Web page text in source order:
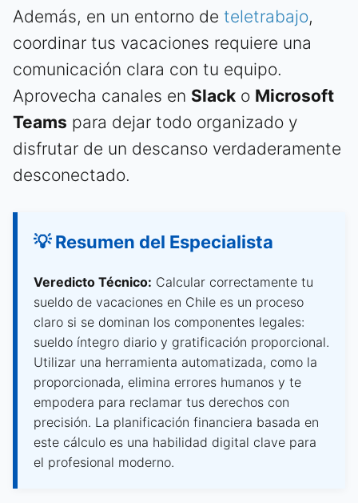
Además, en un entorno de teletrabajo,
coordinar tus vacaciones requiere una
comunicación clara con tu equipo.
Aprovecha canales en Slack o Microsoft
Teams para dejar todo organizado y
disfrutar de un descanso verdaderamente
desconectado.
💡 Resumen del Especialista
Veredicto Técnico: Calcular correctamente tu
sueldo de vacaciones en Chile es un proceso
claro si se dominan los componentes legales:
sueldo íntegro diario y gratificación proporcional.
Utilizar una herramienta automatizada, como la
proporcionada, elimina errores humanos y te
empodera para reclamar tus derechos con
precisión. La planificación financiera basada en
este cálculo es una habilidad digital clave para
el profesional moderno.